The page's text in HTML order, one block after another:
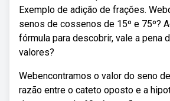
Exemplo de adição de frações.
senos de cossenos de 15º e 75º?
fórmula para descobrir, vale a pena
valores?
Webencontramos o valor do seno
razão entre o cateto oposto e a